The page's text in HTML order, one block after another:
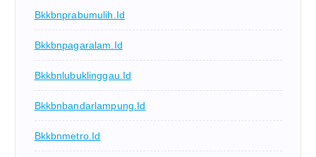
Bkkbnprabumulih.id
Bkkbnpagaralam.id
Bkkbnlubuklinggau.id
Bkkbnbandarlampung.id
Bkkbnmetro.id